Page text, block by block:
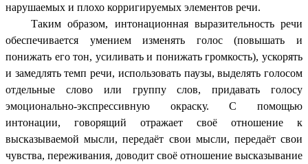
нарушаемых и плохо корригируемых элементов речи.
Таким образом, интонационная выразительность речи
обеспечивается умением изменять голос (повышать и
понижать его тон, усиливать и понижать громкость), ускорять
и замедлять темп речи, использовать паузы, выделять голосом
отдельные слово или группу слов, придавать голосу
эмоционально-экспрессивную окраску. С помощью
интонации, говорящий отражает своё отношение к
высказываемой мысли, передаёт свои мысли, передаёт свои
чувства, переживания, доводит своё отношение высказывание